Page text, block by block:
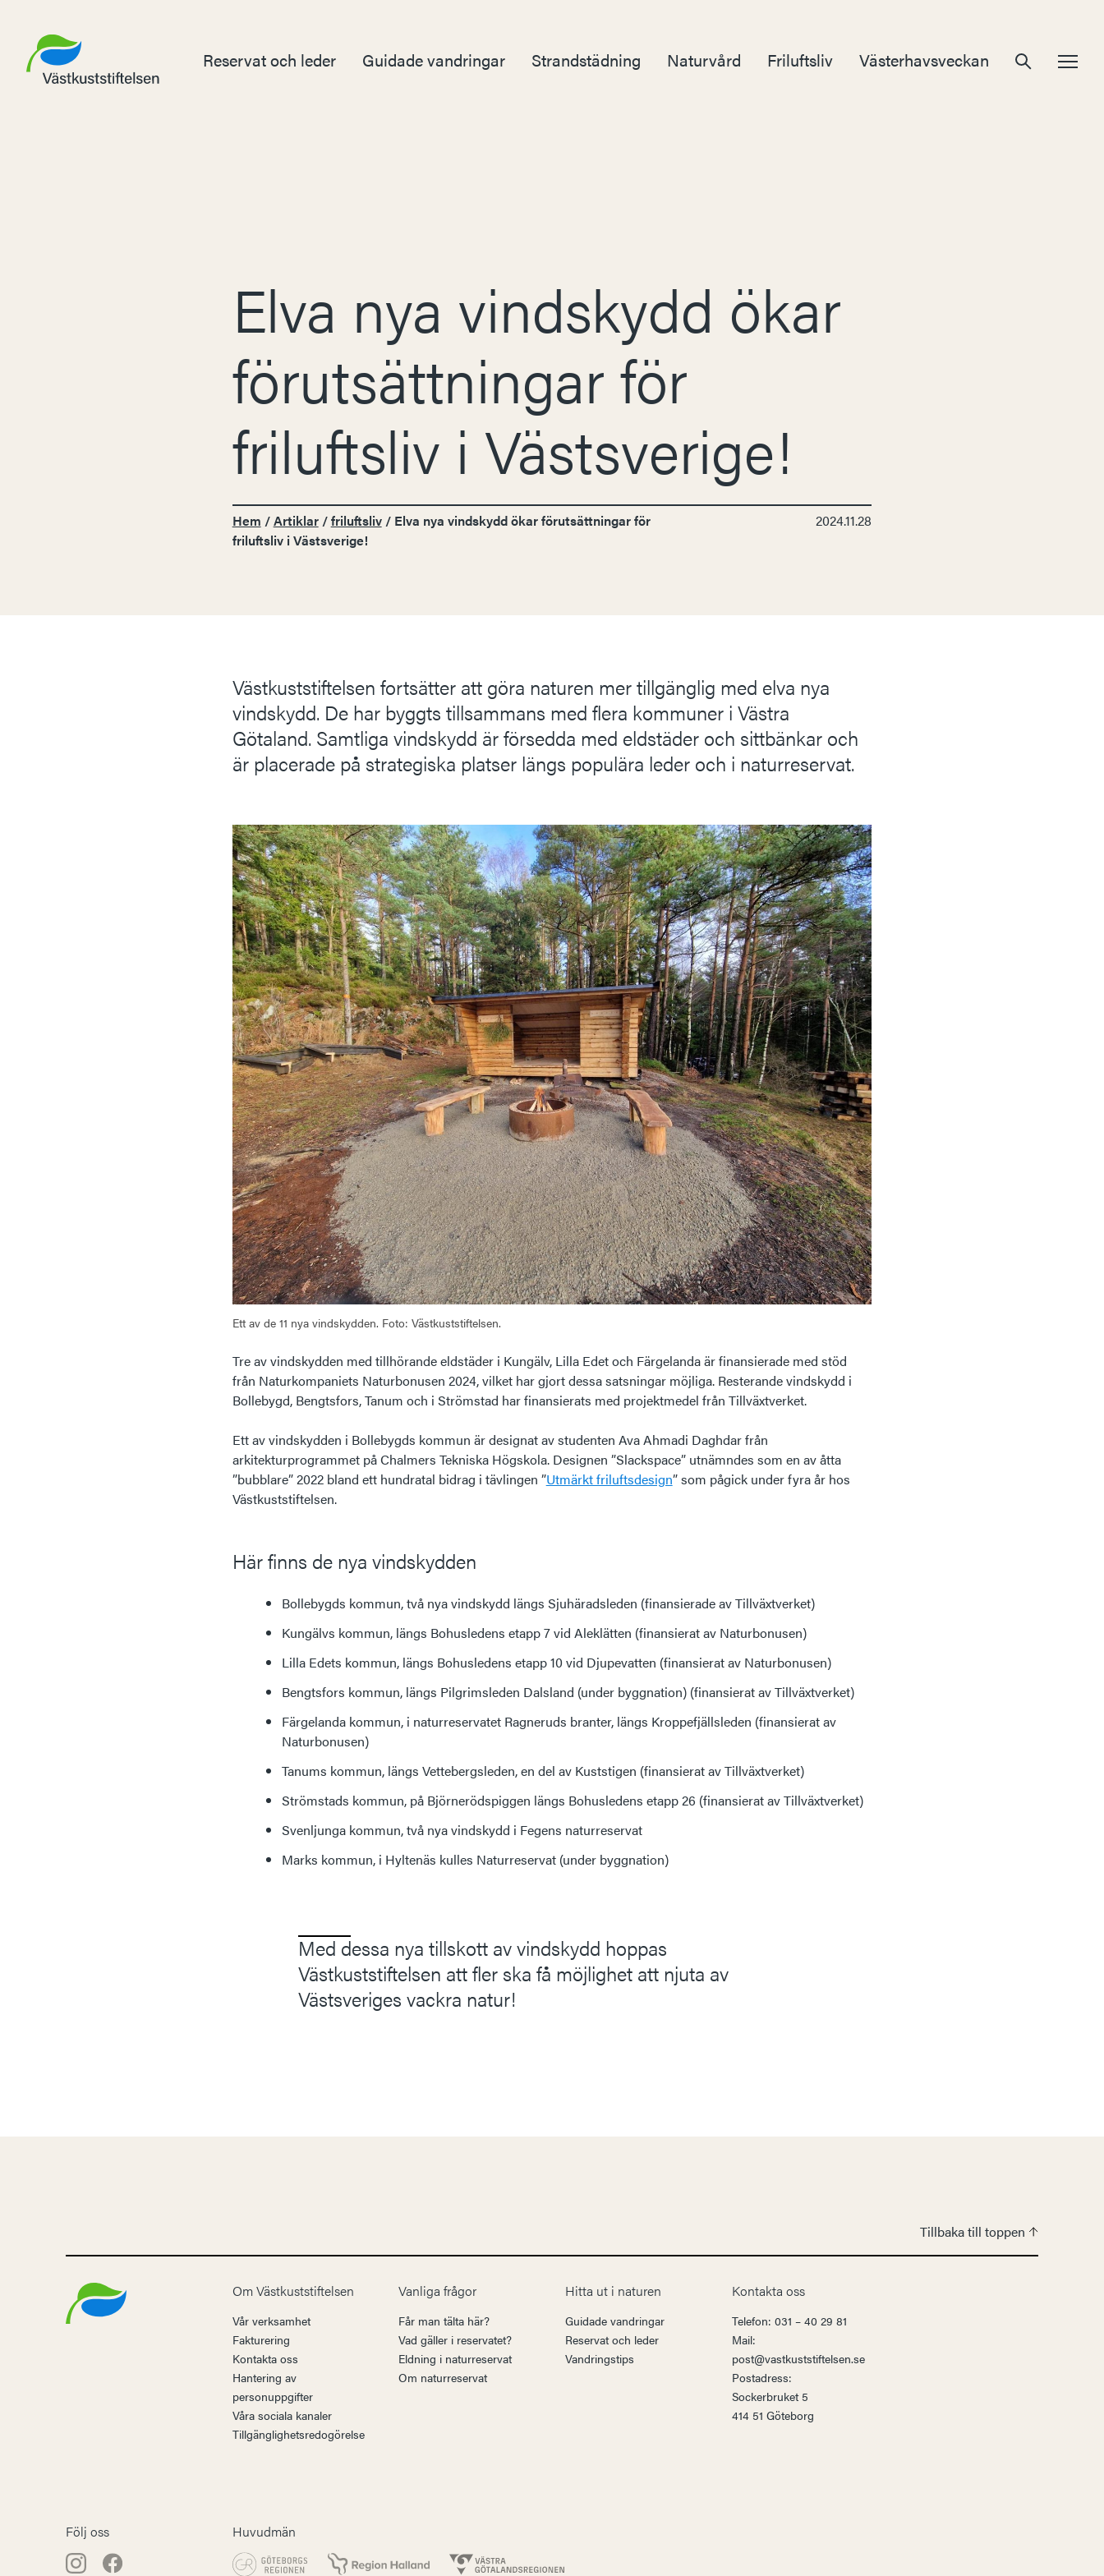
Reservat och leder Guidade vandringar Strandstädning Naturvård Friluftsliv Västerhavsveckan
Elva nya vindskydd ökar
förutsättningar för
friluftsliv i Västsverige!
Hem /Artiklar/friluftsliv/ Elva nya vindskydd ökar förutsättningar för
friluftsliv i Västsverige!
2024.11.28
Västkuststiftelsen fortsätter att göra naturen mer tillgänglig med elva nya
vindskydd. De har byggts tillsammans med flera kommuner i Västra
Götaland. Samtliga vindskydd är försedda med eldstäder och sittbänkar och
är placerade på strategiska platser längs populära leder och i naturreservat.
Ett av de 11 nya vindskydden. Foto: Västkuststiftelsen.
Tre av vindskydden med tillhörande eldstäder i Kungälv, Lilla Edet och Färgelanda är finansierade med stöd
från Naturkompaniets Naturbonusen 2024, vilket har gjort dessa satsningar möjliga. Resterande vindskydd i
Bollebygd, Bengtsfors, Tanum och i Strömstad har finansierats med projektmedel från Tillväxtverket.
Ett av vindskydden i Bollebygds kommun är designat av studenten Ava Ahmadi Daghdar från
arkitekturprogrammet på Chalmers Tekniska Högskola. Designen ”Slackspace” utnämndes som en av åtta
”bubblare” 2022 bland ett hundratal bidrag i tävlingen ”Utmärkt friluftsdesign” som pågick under fyra år hos
Västkuststiftelsen.
Här finns de nya vindskydden
Bollebygds kommun, två nya vindskydd längs Sjuhäradsleden (finansierade av Tillväxtverket)
Kungälvs kommun, längs Bohusledens etapp 7 vid Aleklätten (finansierat av Naturbonusen)
Lilla Edets kommun, längs Bohusledens etapp 10 vid Djupevatten (finansierat av Naturbonusen)
Bengtsfors kommun, längs Pilgrimsleden Dalsland (under byggnation) (finansierat av Tillväxtverket)
Färgelanda kommun, i naturreservatet Ragneruds branter, längs Kroppefjällsleden (finansierat av
Naturbonusen)
Tanums kommun, längs Vettebergsleden, en del av Kuststigen (finansierat av Tillväxtverket)
Strömstads kommun, på Björnerödspiggen längs Bohusledens etapp 26 (finansierat av Tillväxtverket)
Svenljunga kommun, två nya vindskydd i Fegens naturreservat
Marks kommun, i Hyltenäs kulles Naturreservat (under byggnation)
Med dessa nya tillskott av vindskydd hoppas
Västkuststiftelsen att fler ska få möjlighet att njuta av
Västsveriges vackra natur!
Tillbaka till toppen
Om Västkuststiftelsen
Vår verksamhet
Fakturering
Kontakta oss
Hantering av
personuppgifter
Våra sociala kanaler
Tillgänglighetsredogörelse
Vanliga frågor
Får man tälta här?
Vad gäller i reservatet?
Eldning i naturreservat
Om naturreservat
Hitta ut i naturen
Guidade vandringar
Reservat och leder
Vandringstips
Kontakta oss
Telefon: 031 – 40 29 81
Mail:
post@vastkuststiftelsen.se
Postadress:
Sockerbruket 5
414 51 Göteborg
Huvudmän
Följ oss